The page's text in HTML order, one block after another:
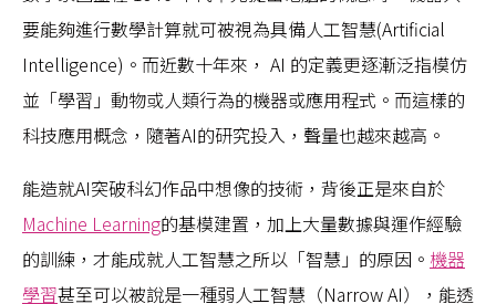
要能夠進行數學計算就可被視為具備人工智慧(Artificial
Intelligence)。而近數十年來， AI 的定義更逐漸泛指模仿
並「學習」動物或人類行為的機器或應用程式。而這樣的
科技應用概念，隨著AI的研究投入，聲量也越來越高。
能造就AI突破科幻作品中想像的技術，背後正是來自於
Machine Learning的基模建置，加上大量數據與運作經驗
的訓練，才能成就人工智慧之所以「智慧」的原因。 機器
學習甚至可以被說是一種弱人工智慧（Narrow AI），能透